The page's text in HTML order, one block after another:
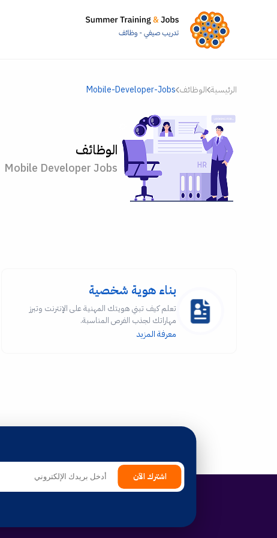
الرئيسية الوظائف Mobile-Developer-Jobs
الوظائف
Mobile Developer Jobs
بناء هوية شخصية
تعلم كيف تبني هويتك المهنية على الإنترنت وتبرز
مهاراتك لجذب الفرص المناسبة.
معرفة المزيد
اشترك الآن